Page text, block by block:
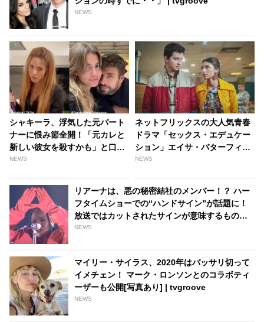
NEWS
シャキーラ、浮気した元パート
ナーに恨み節全開！「元カレと
新しい彼女を殺すかも」と口パ
クで歌う動画を投稿・・ それを
肉っぷりが話題に［動画あり］
- tvgroove
NEWS
ネットフリックスの大人気青春
ドラマ「セックス・エデュケー
ション」エイサ・バターフィー
ルド ＆ ミミ・キーンに交際疑
由は・・ - tvgroove
NEWS
リアーナは、悪の秘密結社のメンバー！？ ハー
フタイムショーでの“ハンドサイン”が話題に！
放送ではカットされたサインが意味するものっ
て・・？ - tvgroove
NEWS
マイリー・サイラス、2020年はバッサリ切って
イメチェン！ マーク・ロンソンとのコラボティ
ーザーも公開[写真あり] | tvgroove
NEWS